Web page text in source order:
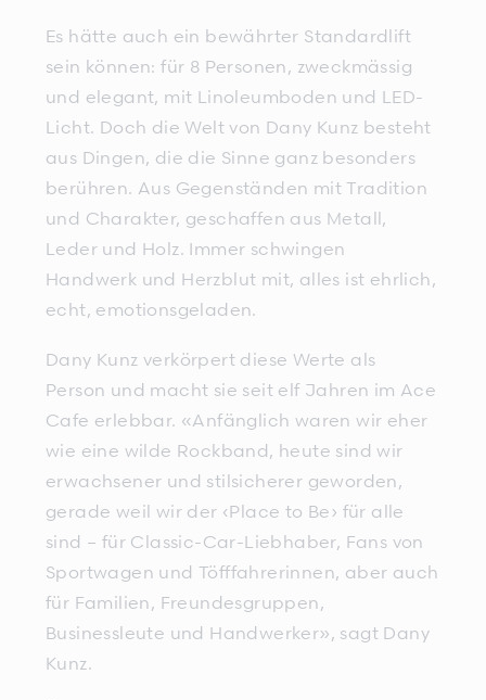
Es hätte auch ein bewährter Standardlift
sein können: für 8 Personen, zweckmässig
und elegant, mit Linoleumboden und LED-
Licht. Doch die Welt von Dany Kunz besteht
aus Dingen, die die Sinne ganz besonders
berühren. Aus Gegenständen mit Tradition
und Charakter, geschaffen aus Metall,
Leder und Holz. Immer schwingen
Handwerk und Herzblut mit, alles ist ehrlich,
echt, emotionsgeladen.
Dany Kunz verkörpert diese Werte als
Person und macht sie seit elf Jahren im Ace
Cafe erlebbar. «Anfänglich waren wir eher
wie eine wilde Rockband, heute sind wir
erwachsener und stilsicherer geworden,
gerade weil wir der ‹Place to Be› für alle
sind – für Classic-Car-Liebhaber, Fans von
Sportwagen und Töfffahrerinnen, aber auch
für Familien, Freundesgruppen,
Businessleute und Handwerker», sagt Dany
Kunz.